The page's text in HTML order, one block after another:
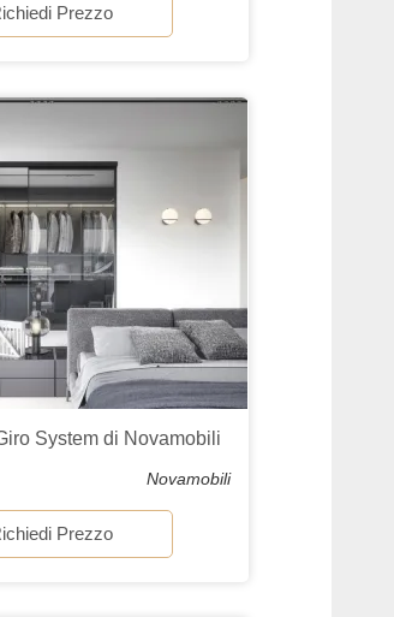
Prezzo
System di Novamobili
Novamobili
Prezzo